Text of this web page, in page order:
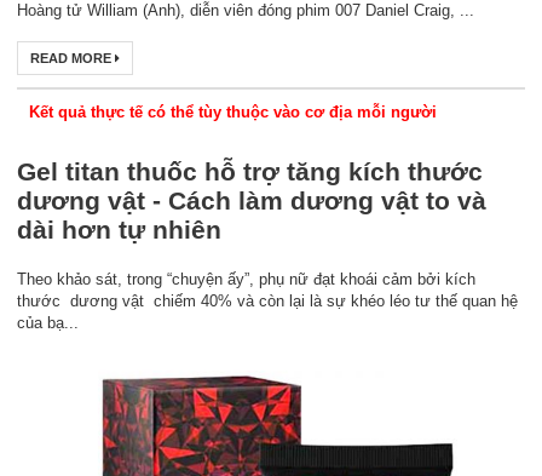
Hoàng tử William (Anh), diễn viên đóng phim 007 Daniel Craig, ...
READ MORE
Kết quả thực tế có thể tùy thuộc vào cơ địa mỗi người
Gel titan thuốc hỗ trợ tăng kích thước
dương vật - Cách làm dương vật to và
dài hơn tự nhiên
Theo khảo sát, trong “chuyện ấy”, phụ nữ đạt khoái cảm bởi kích
thước dương vật chiếm 40% và còn lại là sự khéo léo tư thế quan hệ
của bạ...